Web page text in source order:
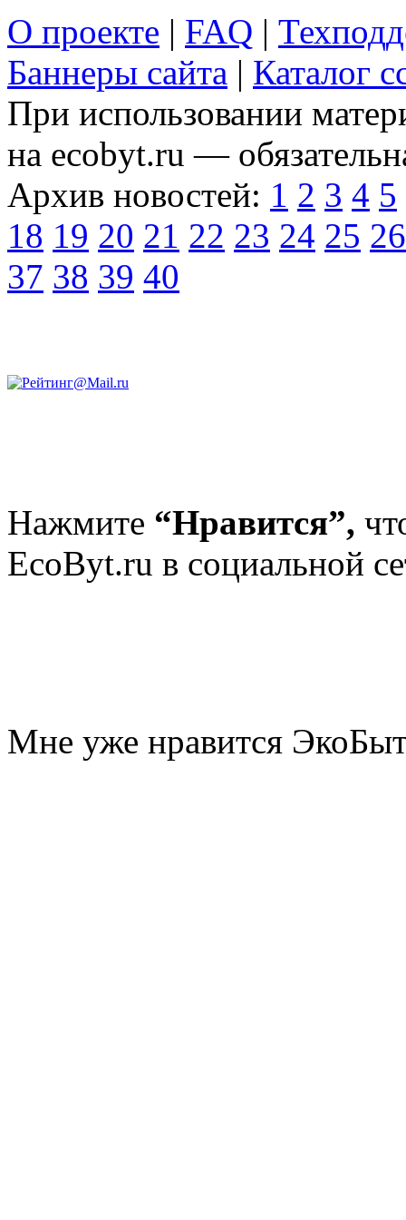
О проекте | FAQ |
Баннеры сайта | Каталог
При использовании
на ecobyt.ru —
Архив новостей: 1 2 3 4 5
18 19 20 21 22 23 24 25 26
37 38 39 40
Нажмите “Нравится”,
EcoByt.ru в социальной
Мне уже нравится